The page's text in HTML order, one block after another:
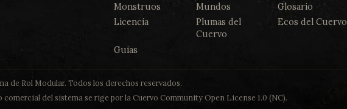
Monstruos
Mundos
Glosario
Licencia
Plumas del
Cuervo
Ecos del Cuervo
Guias
de Rol Modular. Todos los derechos reservados.
del sistema se rige por la Cuervo Community Open License 1.0 (NC).